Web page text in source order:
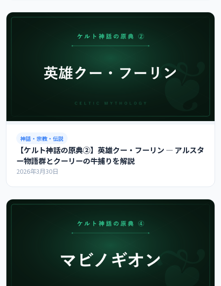
神話・宗教・伝説
【ケルト神話の原典②】英雄クー・フーリン ― アルスタ
ー物語群とクーリーの牛捕りを解説
2026年3月30日